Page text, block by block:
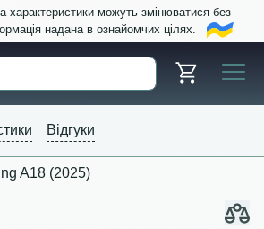
характеристики можуть змінюватися без
надана в ознайомчих цілях.
Відгуки
A18 (2025)